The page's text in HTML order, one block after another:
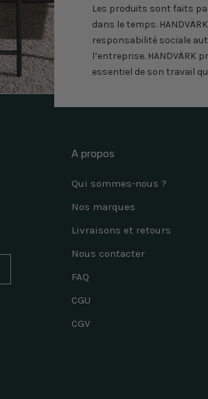
Les produits sont faits
dans le temps.
responsabilité sociale
l’entreprise.
essentiel de son travail
A propos
Qui sommes-nous ?
Nos marques
Livraisons et retours
Nous contacter
FAQ
CGU
CGV